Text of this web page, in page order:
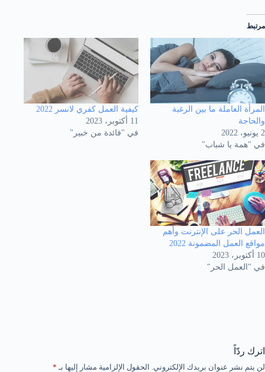
مرتبط
المرأة العاملة ما بين الرغبة
والحاجة
2 يونيو، 2022
في "همة يا شباب"
كيفية العمل كفري لانسر 2022
11 أكتوبر، 2023
في "فائدة من خبير"
العمل الحر على الإنترنت وأهم
مواقع العمل المضمونة 2022
10 أكتوبر، 2023
في "العمل الحر"
اترك ردّاً
لن يتم نشر عنوان بريدك الإلكتروني. الحقول الإلزامية مشار إليها بـ *